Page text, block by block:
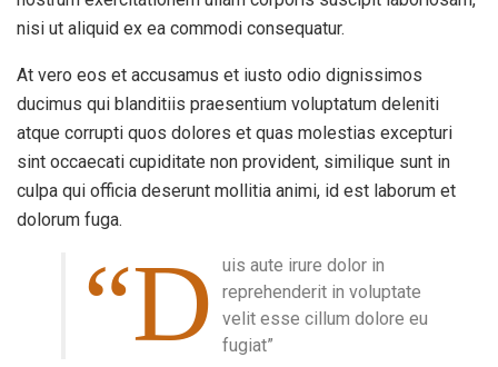
nisi ut aliquid ex ea commodi consequatur.
At vero eos et accusamus et iusto odio dignissimos
ducimus qui blanditiis praesentium voluptatum deleniti
atque corrupti quos dolores et quas molestias excepturi
sint occaecati cupiditate non provident, similique sunt in
culpa qui officia deserunt mollitia animi, id est laborum et
dolorum fuga.
“D
uis aute irure dolor in
reprehenderit in voluptate
velit esse cillum dolore eu
fugiat”